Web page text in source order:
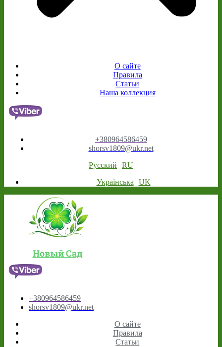
О сайте
Правила
Статьи
Наша коллекция
+380964586459
shorsv1809@ukr.net
Русский
RU
Українська
UK
Новый Сад
+380964586459
shorsv1809@ukr.net
О сайте
Правила
Статьи